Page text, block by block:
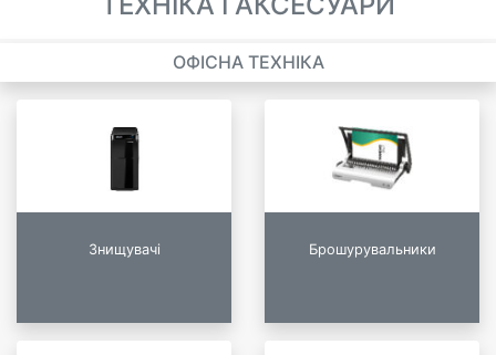
ОФІСНА ТЕХНІКА
Знищувачі Брошурувальники